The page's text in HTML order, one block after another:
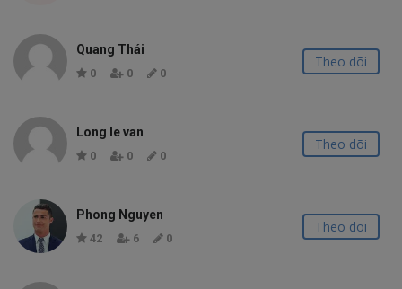
Quang Thái
0 0 0
Theo dõi
Long le van
0 0 0
Theo dõi
Phong Nguyen
42 6 0
Theo dõi